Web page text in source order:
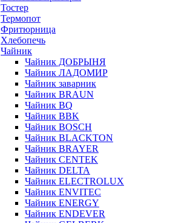
Тостер
Термопот
Фритюрница
Хлебопечь
Чайник
Чайник ДОБРЫНЯ
Чайник ЛАДОМИР
Чайник заварник
Чайник BRAUN
Чайник BQ
Чайник BBK
Чайник BOSCH
Чайник BLACKTON
Чайник BRAYER
Чайник CENTEK
Чайник DELTA
Чайник ELECTROLUX
Чайник ENVITEC
Чайник ENERGY
Чайник ENDEVER